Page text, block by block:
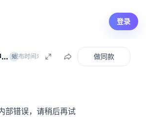
登录
… 知 知识创作者
|发布时间未知 做同款
部错误，请稍后再试